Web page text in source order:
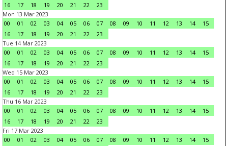
16 17 18 19 20 21 22
23
Mon 13 Mar 2023
00
01 02 03 04 05 06 07 08 09 10 11 12 13 14
15
16
17 18 19 20 21 22
23
Tue 14 Mar 2023
00
01 02 03 04 05 06 07 08 09 10 11 12 13 14
15
16
17 18 19 20 21 22
23
Wed 15 Mar 2023
00
01 02 03 04 05 06 07 08 09 10 11 12 13 14
15
16
17 18 19 20 21 22
23
Thu 16 Mar 2023
00
01 02 03 04 05 06 07 08 09 10 11 12 13 14
15
16
17 18 19 20 21 22
23
Fri 17 Mar 2023
00
01 02 03 04 05 06 07 08 09 10 11 12 13 14
15